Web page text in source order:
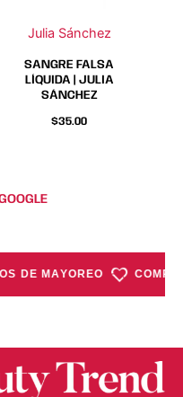
Julia Sánchez
SANGRE FALSA
LÍQUIDA | JULIA
SÁNCHEZ
$35.00
DE MAYOREO